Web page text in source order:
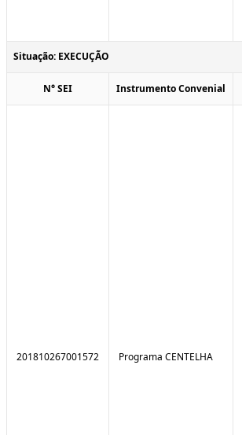
Situação: EXECUÇÃO
N° SEI Instrumento Convenial
201810267001572 Programa CENTELHA